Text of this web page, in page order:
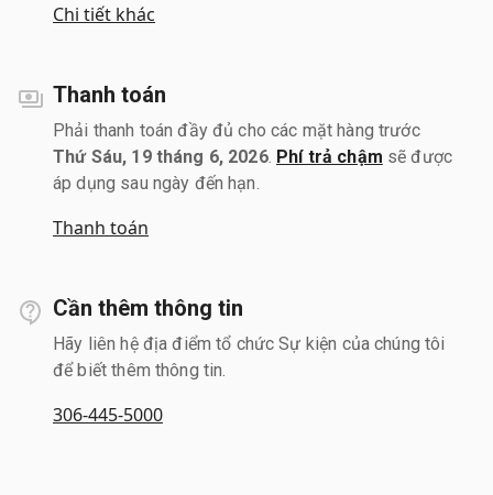
Chi tiết khác
Thanh toán
Phải thanh toán đầy đủ cho các mặt hàng trước
Thứ Sáu, 19 tháng 6, 2026. Phí trả chậm sẽ được
áp dụng sau ngày đến hạn.
Thanh toán
Cần thêm thông tin
Hãy liên hệ địa điểm tổ chức Sự kiện của chúng tôi
để biết thêm thông tin.
306-445-5000